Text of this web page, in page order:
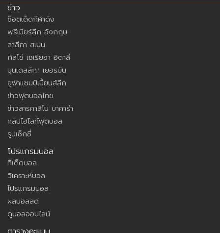
ข่าว
ช็อตเด็ดกีฬาดัง
พรีเมียร์ลีก อังกฤษ
ลาลีกา สเปน
กัลโซ่ เซเรียอา อิตาลี
บุนเดสลีกา เยอรมัน
ยูฟ่าแชมป์เปี้ยนส์ลีก
ข่าวฟุตบอลไทย
ข่าวสารคาสิโน บาคาร่า
คลิปไฮไลท์ฟุตบอล
รูปเซ็กซี่
โปรแกรมบอล
ทีเด็ดบอล
วิเคราะห์บอล
โปรแกรมบอล
ผลบอลสด
ดูบอลออนไลน์